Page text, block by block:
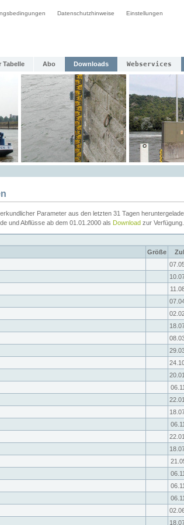
Datenschutzhinweise Einstellungen
Tabelle Abo Downloads Webservices
Parameter aus den letzten 31 Tagen
und Abflüsse ab dem 01.01.2000 als Download zur Verfügung.
Größe